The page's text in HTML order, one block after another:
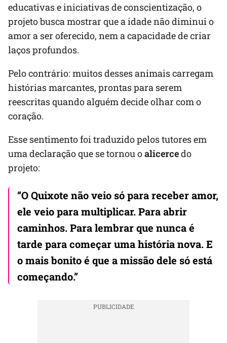
educativas e iniciativas de conscientização, o
projeto busca mostrar que a idade não diminui o
amor a ser oferecido, nem a capacidade de criar
laços profundos.
Pelo contrário: muitos desses animais carregam
histórias marcantes, prontas para serem
reescritas quando alguém decide olhar com o
coração.
Esse sentimento foi traduzido pelos tutores em
uma declaração que se tornou oalicercedo
projeto:
“O Quixote não veio só para receber amor,
ele veio para multiplicar. Para abrir
caminhos. Para lembrar que nunca é
tarde para começar uma história nova. E
o mais bonito é que a missão dele só está
começando.”